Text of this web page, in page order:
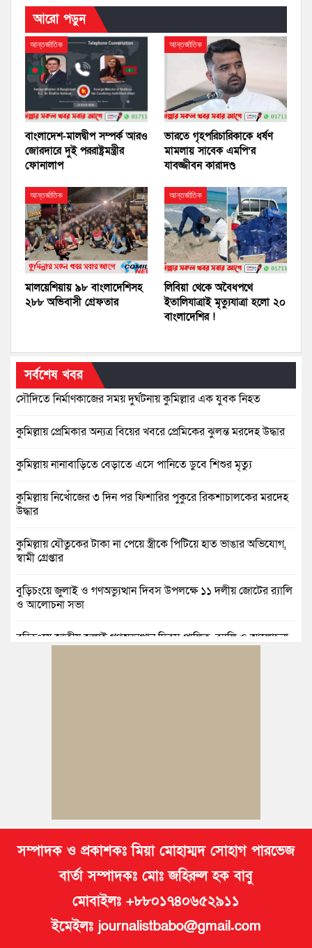
আরো পড়ুন
আন্তর্জাতিক
বাংলাদেশ-মালদ্বীপ সম্পর্ক আরও
জোরদারে দুই পররাষ্ট্রমন্ত্রীর
ফোনালাপ
আন্তর্জাতিক
ভারতে গৃহপরিচারিকাকে ধর্ষণ
মামলায় সাবেক এমপি’র
যাবজ্জীবন কারাদণ্ড
আন্তর্জাতিক
মালয়েশিয়ায় ৯৮ বাংলাদেশিসহ
২৮৮ অভিবাসী গ্রেফতার
আন্তর্জাতিক
লিবিয়া থেকে অবৈধপথে
ইতালিযাত্রাই মৃত্যুযাত্রা হলো ২০
বাংলাদেশির !
সর্বশেষ খবর
সৌদিতে নির্মাণকাজের সময় দুর্ঘটনায় কুমিল্লার এক যুবক নিহত
কুমিল্লায় প্রেমিকার অন্যত্র বিয়ের খবরে প্রেমিকের ঝুলন্ত মরদেহ উদ্ধার
কুমিল্লায় নানাবাড়িতে বেড়াতে এসে পানিতে ডুবে শিশুর মৃত্যু
কুমিল্লায় নিখোঁজের ৩ দিন পর ফিশারির পুকুরে রিকশাচালকের মরদেহ
উদ্ধার
কুমিল্লায় যৌতুকের টাকা না পেয়ে স্ত্রীকে পিটিয়ে হাত ভাঙার অভিযোগ,
স্বামী গ্রেপ্তার
বুড়িচংয়ে জুলাই ও গণঅভ্যুত্থান দিবস উপলক্ষে ১১ দলীয় জোটের র‍্যালি
ও আলোচনা সভা
বুড়িচংয়ে জাতীয় জুলাই গণঅভ্যুত্থান দিবস পালিত, র‍্যালি ও আলোচনা
সম্পাদক ও প্রকাশকঃ মিয়া মোহাম্মদ সোহাগ পারভেজ
বার্তা সম্পাদকঃ মোঃ জহিরুল হক বাবু
মোবাইলঃ +৮৮০১৭৪০৬৫২৯১১
ইমেইলঃ journalistbabo@gmail.com